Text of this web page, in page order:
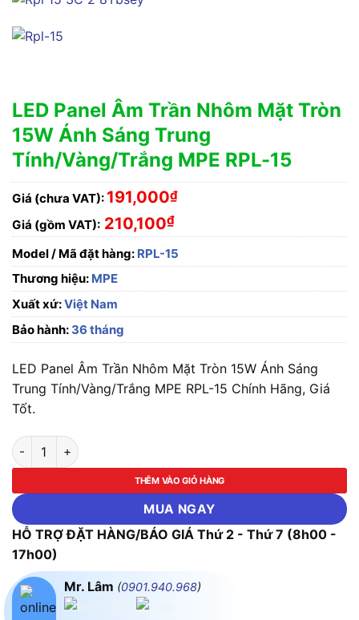
LED Panel Âm Trần Nhôm Mặt Tròn
15W Ánh Sáng Trung
Tính/Vàng/Trắng MPE RPL-15
Giá (chưa VAT): 191,000₫
Giá (gồm VAT): 210,100₫
Model / Mã đặt hàng: RPL-15
Thương hiệu: MPE
Xuất xứ:Việt Nam
Bảo hành: 36 tháng
LED Panel Âm Trần Nhôm Mặt Tròn 15W Ánh Sáng
Trung Tính/Vàng/Trắng MPE RPL-15 Chính Hãng, Giá
Tốt.
LED Panel Âm Trần Nhôm Mặt Tròn 15W Ánh Sáng Trung
THÊM VÀO GIỎ HÀNG
MUA NGAY
HỖ TRỢ ĐẶT HÀNG/BÁO GIÁ Thứ 2 - Thứ 7 (8h00 -
17h00)
Mr. Lâm (0901.940.968)